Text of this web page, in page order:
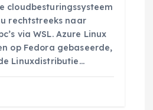
cloudbesturingssysteem
rechtstreeks naar
via WSL. Azure Linux
op Fedora gebaseerde,
Linuxdistributie…